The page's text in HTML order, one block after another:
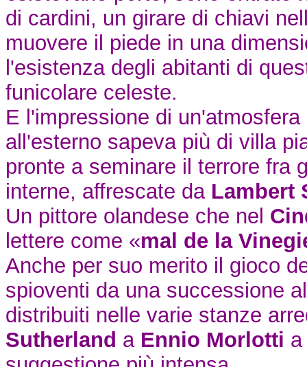
di cardini, un girare di chiavi
muovere il piede in una
l'esistenza degli abitanti di
funicolare celeste.
E l'impressione di
all'esterno sapeva più di villa
pronte a seminare il terrore fra
interne, affrescate da Lambert
Un pittore olandese che nel
lettere come «mal de la
Anche per suo merito il gioco
spioventi da una successione
distribuiti nelle varie stanze
Sutherland a Ennio Morlotti